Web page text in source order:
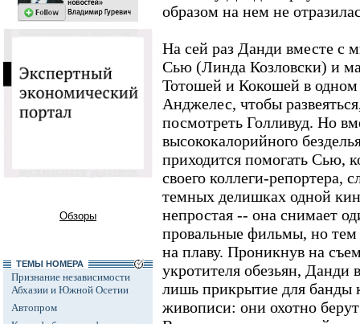
Обзоры
ТЕМЫ НОМЕРА
Признание независимости
Абхазии и Южной Осетии
Автопром
образом на нем не
На сей раз Данди вместе с
Сью (Линда Козловски) и
Тотошей и Кокошей в
Анджелес, чтобы
посмотреть Голливуд. Но
высококалорийного
приходится помогать Сью,
своего коллеги-репортера,
темных делишках одной
непростая -- она снимает
провальные фильмы, но тем
на плаву. Проникнув на
укротителя обезьян, Данди
лишь прикрытие для банды
живописи: они охотно